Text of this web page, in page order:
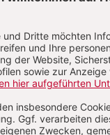
- Für alle